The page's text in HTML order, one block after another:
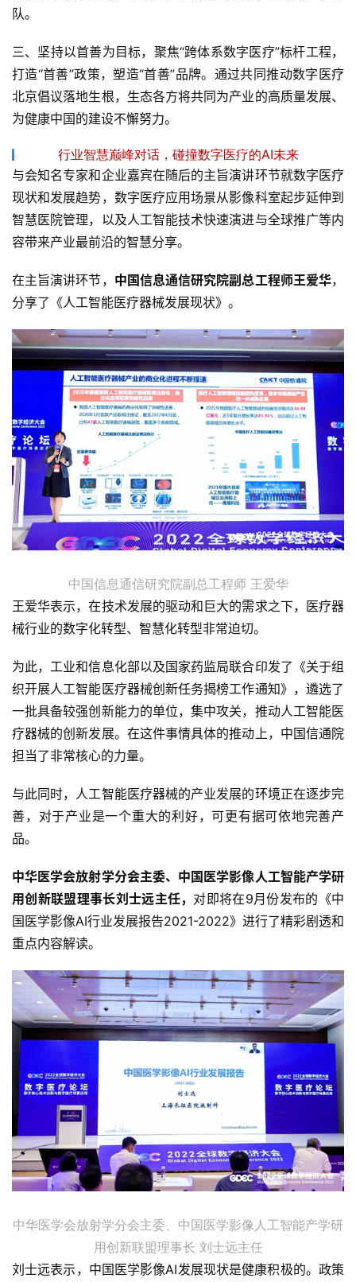
队。
三、坚持以首善为目标，聚焦“跨体系数字医疗”标杆工程，
打造“首善”政策，塑造“首善”品牌。通过共同推动数字医疗
北京倡议落地生根，生态各方将共同为产业的高质量发展、
为健康中国的建设不懈努力。
行业智慧巅峰对话，碰撞数字医疗的AI未来
与会知名专家和企业嘉宾在随后的主旨演讲环节就数字医疗
现状和发展趋势，数字医疗应用场景从影像科室起步延伸到
智慧医院管理，以及人工智能技术快速演进与全球推广等内
容带来产业最前沿的智慧分享。
在主旨演讲环节， 中国信息通信研究院副总工程师王爱华，
分享了《人工智能医疗器械发展现状》。
中国信息通信研究院副总工程师 王爱华
王爱华表示，在技术发展的驱动和巨大的需求之下，医疗器
械行业的数字化转型、智慧化转型非常迫切。
为此，工业和信息化部以及国家药监局联合印发了《关于组
织开展人工智能医疗器械创新任务揭榜工作通知》，遴选了
一批具备较强创新能力的单位，集中攻关，推动人工智能医
疗器械的创新发展。在这件事情具体的推动上，中国信通院
担当了非常核心的力量。
与此同时，人工智能医疗器械的产业发展的环境正在逐步完
善，对于产业是一个重大的利好，可更有据可依地完善产
品。
中华医学会放射学分会主委、中国医学影像人工智能产学研
用创新联盟理事长刘士远主任， 对即将在9月份发布的《中
国医学影像AI行业发展报告2021-2022》进行了精彩剧透和
重点内容解读。
中华医学会放射学分会主委、中国医学影像人工智能产学研
用创新联盟理事长 刘士远主任
刘士远表示，中国医学影像AI发展现状是健康积极的。政策